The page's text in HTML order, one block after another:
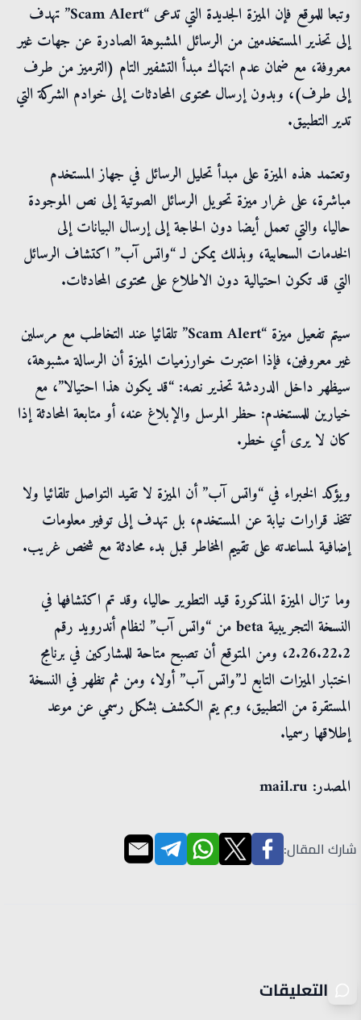
وتبعا للموقع فإن الميزة الجديدة التي تدعى “Scam Alert” تهدف
إلى تحذير المستخدمين من الرسائل المشبوهة الصادرة عن جهات غير
معروفة، مع ضمان عدم انتهاك مبدأ التشفير التام (الترميز من طرف
إلى طرف)، وبدون إرسال محتوى المحادثات إلى خوادم الشركة التي
تدير التطبيق.
وتعتمد هذه الميزة على مبدأ تحليل الرسائل في جهاز المستخدم
مباشرة، على غرار ميزة تحويل الرسائل الصوتية إلى نص الموجودة
حاليا، والتي تعمل أيضا دون الحاجة إلى إرسال البيانات إلى
الخدمات السحابية، وبذلك يمكن لـ “واتس آب” اكتشاف الرسائل
التي قد تكون احتيالية دون الاطلاع على محتوى المحادثات.
سيتم تفعيل ميزة “Scam Alert” تلقائيا عند التخاطب مع مرسلين
غير معروفين، فإذا اعتبرت خوارزميات الميزة أن الرسالة مشبوهة،
سيظهر داخل الدردشة تحذير نصه: “قد يكون هذا احتيالا”، مع
خيارين للمستخدم: حظر المرسل والإبلاغ عنه، أو متابعة المحادثة إذا
كان لا يرى أي خطر.
ويؤكد الخبراء في “واتس آب” أن الميزة لا تقيد التواصل تلقائيا ولا
تتخذ قرارات نيابة عن المستخدم، بل تهدف إلى توفير معلومات
إضافية لمساعدته على تقييم المخاطر قبل بدء محادثة مع شخص غريب.
وما تزال الميزة المذكورة قيد التطوير حاليا، وقد تم اكتشافها في
النسخة التجريبية beta من “واتس آب” لنظام أندرويد رقم
2.26.22.2، ومن المتوقع أن تصبح متاحة للمشاركين في برنامج
اختبار الميزات التابع لـ”واتس آب” أولا، ومن ثم تظهر في النسخة
المستقرة من التطبيق، وبم يتم الكشف بشكل رسمي عن موعد
إطلاقها رسميا.
المصدر: mail.ru
شارك المقال:
التعليقات